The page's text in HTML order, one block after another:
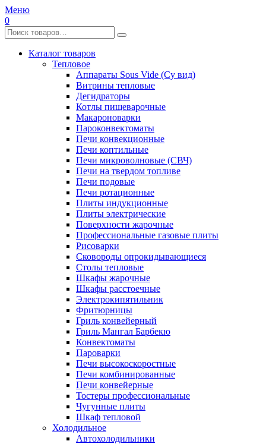
Меню
0
Каталог товаров
Тепловое
Аппараты Sous Vide (Су вид)
Витрины тепловые
Дегидраторы
Котлы пищеварочные
Макароноварки
Пароконвектоматы
Печи конвекционные
Печи коптильные
Печи микроволновые (СВЧ)
Печи на твердом топливе
Печи подовые
Печи ротационные
Плиты индукционные
Плиты электрические
Поверхности жарочные
Профессиональные газовые плиты
Рисоварки
Сковороды опрокидывающиеся
Столы тепловые
Шкафы жарочные
Шкафы расстоечные
Электрокипятильник
Фритюрницы
Гриль конвейерный
Гриль Мангал Барбекю
Конвектоматы
Пароварки
Печи высокоскоростные
Печи комбинированные
Печи конвейерные
Тостеры профессиональные
Чугунные плиты
Шкаф тепловой
Холодильное
Автохолодильники